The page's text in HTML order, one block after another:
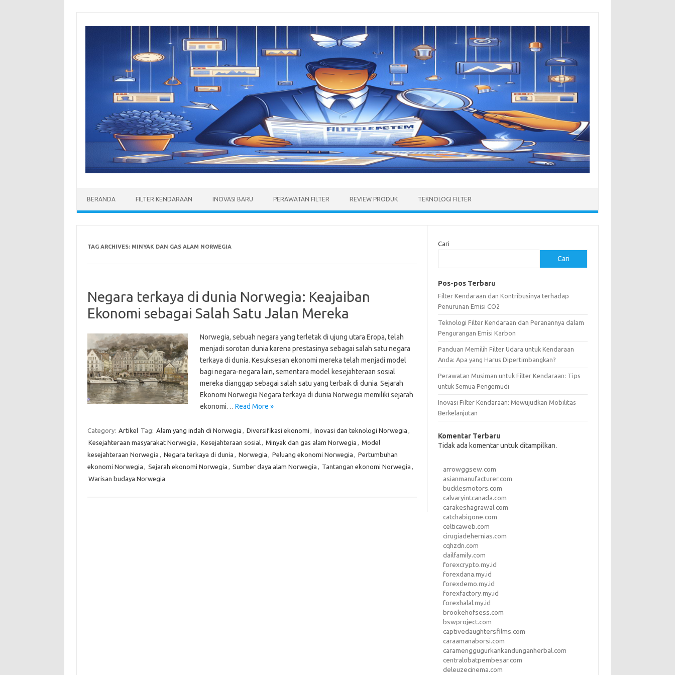
BERANDA FILTER KENDARAAN INOVASI BARU PERAWATAN FILTER REVIEW PRODUK TEKNOLOGI FILTER
TAG ARCHIVES: MINYAK DAN GAS ALAM NORWEGIA
Negara terkaya di dunia Norwegia: Keajaiban
Ekonomi sebagai Salah Satu Jalan Mereka
Norwegia, sebuah negara yang terletak di ujung utara Eropa, telah
menjadi sorotan dunia karena prestasinya sebagai salah satu negara
terkaya di dunia. Kesuksesan ekonomi mereka telah menjadi model
bagi negara-negara lain, sementara model kesejahteraan sosial
mereka dianggap sebagai salah satu yang terbaik di dunia. Sejarah
Ekonomi Norwegia Negara terkaya di dunia Norwegia memiliki sejarah
ekonomi… Read More »
Category: Artikel Tag: Alam yang indah di Norwegia , Diversifikasi ekonomi , Inovasi dan teknologi Norwegia ,
Kesejahteraan masyarakat Norwegia , Kesejahteraan sosial, Minyak dan gas alam Norwegia , Model
kesejahteraan Norwegia , Negara terkaya di dunia , Norwegia , Peluang ekonomi Norwegia , Pertumbuhan
ekonomi Norwegia , Sejarah ekonomi Norwegia , Sumber daya alam Norwegia , Tantangan ekonomi Norwegia ,
Warisan budaya Norwegia
Cari
Cari
Pos-pos Terbaru
Filter Kendaraan dan Kontribusinya terhadap
Penurunan Emisi CO2
Teknologi Filter Kendaraan dan Peranannya dalam
Pengurangan Emisi Karbon
Panduan Memilih Filter Udara untuk Kendaraan
Anda: Apa yang Harus Dipertimbangkan?
Perawatan Musiman untuk Filter Kendaraan: Tips
untuk Semua Pengemudi
Inovasi Filter Kendaraan: Mewujudkan Mobilitas
Berkelanjutan
Komentar Terbaru
Tidak ada komentar untuk ditampilkan.
arrowggsew.com
asianmanufacturer.com
bucklesmotors.com
calvaryintcanada.com
carakeshagrawal.com
catchabigone.com
celticaweb.com
cirugiadehernias.com
cqhzdn.com
dailfamily.com
forexcrypto.my.id
forexdana.my.id
forexdemo.my.id
forexfactory.my.id
forexhalal.my.id
brookehofsess.com
bswproject.com
captivedaughtersfilms.com
caraamanaborsi.com
caramenggugurkankandunganherbal.com
centralobatpembesar.com
deleuzecinema.com